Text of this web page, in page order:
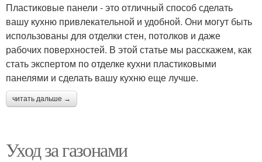
Пластиковые панели - это отличный способ сделать
вашу кухню привлекательной и удобной. Они могут быть
использованы для отделки стен, потолков и даже
рабочих поверхностей. В этой статье мы расскажем, как
стать экспертом по отделке кухни пластиковыми
панелями и сделать вашу кухню еще лучше.
читать дальше →
Уход за газонами